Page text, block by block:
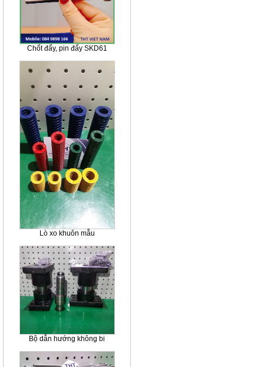
Chốt đẩy, pin đẩy SKD61
Lò xo khuôn mẫu
Bộ dẫn hướng không bi